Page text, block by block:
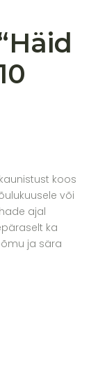
koos
või
ajal
ka
ja sära
10 teekotti